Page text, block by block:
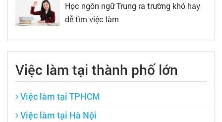
Học ngôn ngữ Trung ra trường khó hay
dễ tìm việc làm
Việc làm tại thành phố lớn
Việc làm tại TPHCM
Việc làm tại Hà Nội